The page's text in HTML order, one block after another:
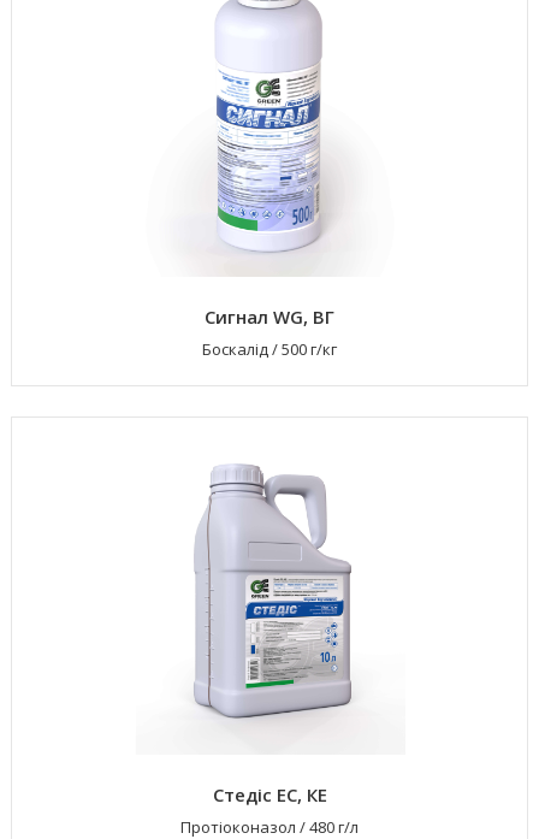
Сигнал WG, ВГ
Боскалід/500 г/кг
Стедіс ЕС, КЕ
Протіоконазол /480 г/л